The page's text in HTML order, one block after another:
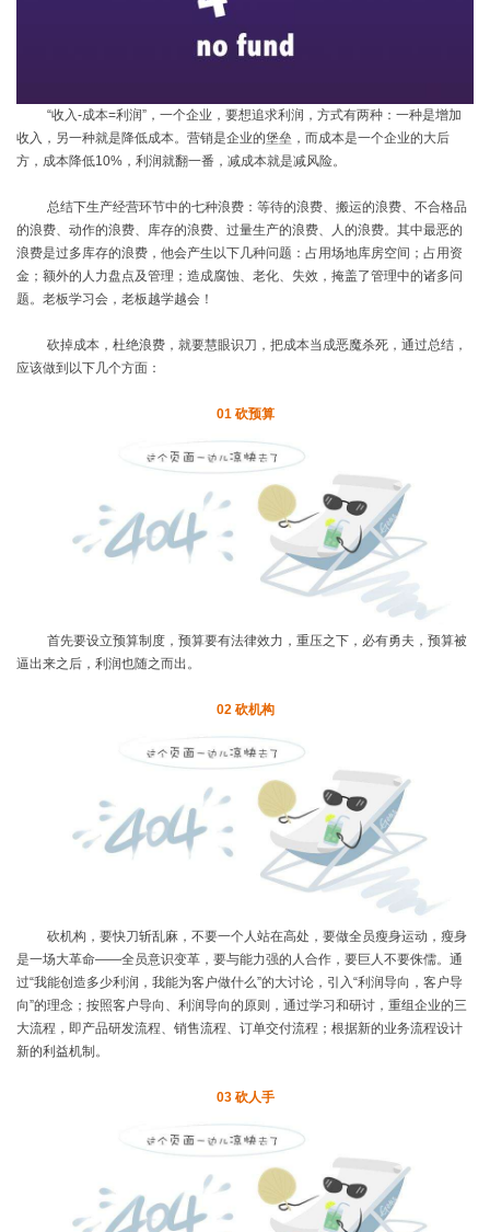
“收入-成本=利润”，一个企业，要想追求利润，方式有两种：一种是增加
收入，另一种就是降低成本。营销是企业的堡垒，而成本是一个企业的大后
方，成本降低10% ，利润就翻一番，减成本就是减风险。
总结下生产经营环节中的七种浪费：等待的浪费、搬运的浪费、不合格品
的浪费、动作的浪费、库存的浪费、过量生产的浪费、人的浪费。其中最恶的
浪费是过多库存的浪费，他会产生以下几种问题：占用场地库房空间；占用资
金；额外的人力盘点及管理；造成腐蚀、老化、失效，掩盖了管理中的诸多问
题。老板学习会，老板越学越会！
砍掉成本，杜绝浪费，就要慧眼识刀，把成本当成恶魔杀死，通过总结，
应该做到以下几个方面：
01 砍预算
首先要设立预算制度，预算要有法律效力，重压之下，必有勇夫，预算被
逼出来之后，利润也随之而出。
02 砍机构
砍机构，要快刀斩乱麻，不要一个人站在高处，要做全员瘦身运动，瘦身
是一场大革命——全员意识变革，要与能力强的人合作，要巨人不要侏儒。通
过“我能创造多少利润，我能为客户做什么”的大讨论，引入“利润导向，客户导
向”的理念；按照客户导向、利润导向的原则，通过学习和研讨，重组企业的三
大流程，即产品研发流程、销售流程、订单交付流程；根据新的业务流程设计
新的利益机制。
03 砍人手